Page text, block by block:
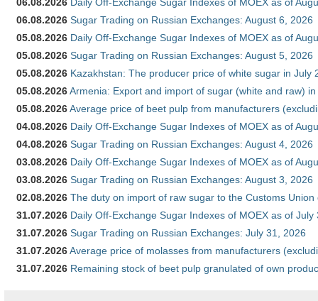
06.08.2026 Sugar Trading on Russian Exchanges: August 6, 2026
05.08.2026 Daily Off-Exchange Sugar Indexes of MOEX as of
05.08.2026 Sugar Trading on Russian Exchanges: August 5, 2026
05.08.2026 Kazakhstan: The producer price of white sugar in July
05.08.2026Armenia: Export and import of sugar (white and raw)
05.08.2026Average price of beet pulp from manufacturers
04.08.2026 Daily Off-Exchange Sugar Indexes of MOEX as of
04.08.2026 Sugar Trading on Russian Exchanges: August 4, 2026
03.08.2026 Daily Off-Exchange Sugar Indexes of MOEX as of
03.08.2026 Sugar Trading on Russian Exchanges: August 3, 2026
02.08.2026 The duty on import of raw sugar to the Customs
31.07.2026 Daily Off-Exchange Sugar Indexes of MOEX as of July
31.07.2026 Sugar Trading on Russian Exchanges: July 31, 2026
31.07.2026Average price of molasses from manufacturers
31.07.2026 Remaining stock of beet pulp granulated of own